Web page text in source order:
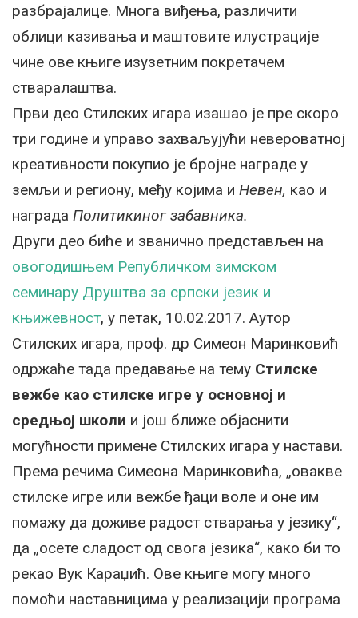
разбрајалице. Многа виђења, различити
облици казивања и маштовите илустрације
чине ове књиге изузетним покретачем
стваралаштва.
Први део Стилских игара изашао је пре скоро
три године и управо захваљујући невероватној
креативности покупио је бројне награде у
земљи и региону, међу којима и Невен, као и
награда Политикиног забавника.
Други део биће и званично представљен на
овогодишњем Републичком зимском
семинару Друштва за српски језик и
књижевност, у петак, 10.02.2017. Аутор
Стилских игара, проф. др Симеон Маринковић
одржаће тада предавање на тему Стилске
вежбе као стилске игре у основној и
средњој школи и још ближе објаснити
могућности примене Стилских игара у настави.
Према речима Симеона Маринковића, „овакве
стилске игре или вежбе ђаци воле и оне им
помажу да доживе радост стварања у језику“,
да „осете сладост од свога језика“, како би то
рекао Вук Караџић. Ове књиге могу много
помоћи наставницима у реализацији програма